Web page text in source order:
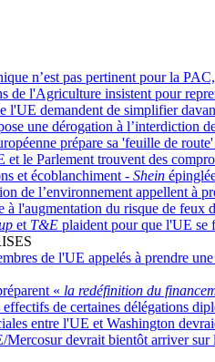
n’est pas pertinent pour la
de l'Agriculture insistent pour
l'UE demandent de simplifier
une dérogation à l’interdiction
prépare sa 'feuille de
le Parlement trouvent des
et écoblanchiment - Shein
de l’environnement appellent à
à l'augmentation du risque de feux
et T&E plaident pour que l'UE se
de l'UE appelés à prendre
« la redéfinition du
de certaines délégations
entre l'UE et Washington
Mercosur devrait bientôt arriver sur